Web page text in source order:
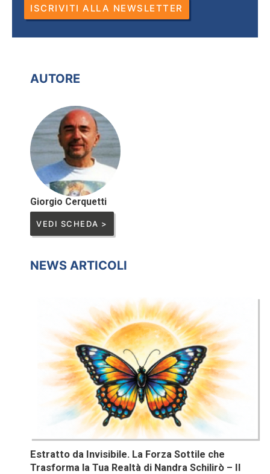
ISCRIVITI ALLA NEWSLETTER
AUTORE
Giorgio Cerquetti
VEDI SCHEDA >
NEWS ARTICOLI
Estratto da Invisibile. La Forza Sottile che
Trasforma la Tua Realtà di Nandra Schilirò – Il